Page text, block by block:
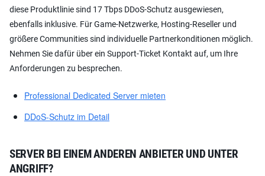
diese Produktlinie sind 17 Tbps DDoS-Schutz ausgewiesen,
ebenfalls inklusive. Für Game-Netzwerke, Hosting-Reseller und
größere Communities sind individuelle Partnerkonditionen möglich.
Nehmen Sie dafür über ein Support-Ticket Kontakt auf, um Ihre
Anforderungen zu besprechen.
Professional Dedicated Server mieten
DDoS-Schutz im Detail
SERVER BEI EINEM ANDEREN ANBIETER UND UNTER
ANGRIFF?